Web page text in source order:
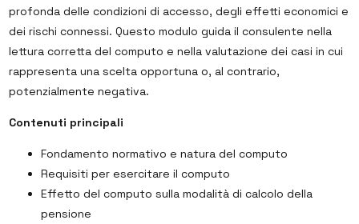
profonda delle condizioni di accesso, degli effetti economici e
dei rischi connessi. Questo modulo guida il consulente nella
lettura corretta del computo e nella valutazione dei casi in cui
rappresenta una scelta opportuna o, al contrario,
potenzialmente negativa.
Contenuti principali
Fondamento normativo e natura del computo
Requisiti per esercitare il computo
Effetto del computo sulla modalità di calcolo della
pensione